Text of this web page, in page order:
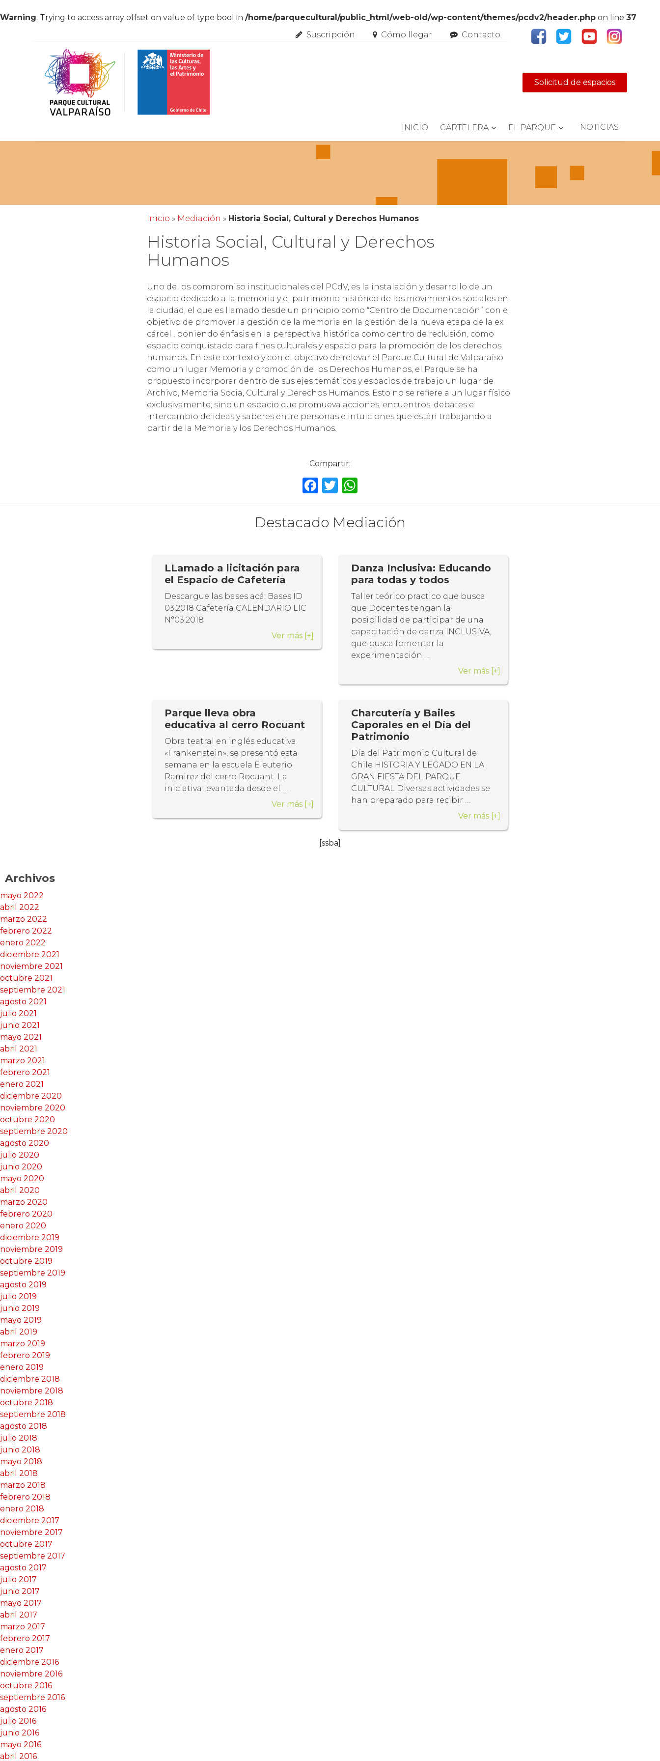
Warning: Trying to access array offset on value of type bool in /home/parquecultural/public_html/web-old/wp-content/themes/pcdv2/header.php on line 37
Suscripción
Cómo llegar Contacto
Solicitud de espacios
INICIO CARTELERA EL PARQUE NOTICIAS
Inicio » Mediación » Historia Social, Cultural y Derechos Humanos
Historia Social, Cultural y Derechos
Humanos
Uno de los compromiso institucionales del PCdV, es la instalación y desarrollo de un
espacio dedicado a la memoria y el patrimonio histórico de los movimientos sociales en
la ciudad, el que es llamado desde un principio como “Centro de Documentación” con el
objetivo de promover la gestión de la memoria en la gestión de la nueva etapa de la ex
cárcel , poniendo énfasis en la perspectiva histórica como centro de reclusión, como
espacio conquistado para fines culturales y espacio para la promoción de los derechos
humanos. En este contexto y con el objetivo de relevar el Parque Cultural de Valparaíso
como un lugar Memoria y promoción de los Derechos Humanos, el Parque se ha
propuesto incorporar dentro de sus ejes temáticos y espacios de trabajo un lugar de
Archivo, Memoria Socia, Cultural y Derechos Humanos. Esto no se refiere a un lugar físico
exclusivamente, sino un espacio que promueva acciones, encuentros, debates e
intercambio de ideas y saberes entre personas e intuiciones que están trabajando a
partir de la Memoria y los Derechos Humanos.
Compartir:
F
a
c
e
o
T
w
it
te
h
a
ts
p
p
Destacado Mediación
LLamado a licitación para
el Espacio de Cafetería
Descargue las bases acá: Bases ID
03.2018 Cafetería CALENDARIO LIC
N°03.2018
Ver más [+]
Danza Inclusiva: Educando
para todas y todos
Taller teórico practico que busca
que Docentes tengan la
posibilidad de participar de una
capacitación de danza INCLUSIVA,
que busca fomentar la
experimentación …
Ver más [+]
Parque lleva obra
educativa al cerro Rocuant
Obra teatral en inglés educativa
«Frankenstein», se presentó esta
semana en la escuela Eleuterio
Ramirez del cerro Rocuant. La
iniciativa levantada desde el …
Ver más [+]
Charcutería y Bailes
Caporales en el Día del
Patrimonio
Día del Patrimonio Cultural de
Chile HISTORIA Y LEGADO EN LA
GRAN FIESTA DEL PARQUE
CULTURAL Diversas actividades se
han preparado para recibir …
Ver más [+]
[ssba]
Archivos
mayo 2022
abril 2022
marzo 2022
febrero 2022
enero 2022
diciembre 2021
noviembre 2021
octubre 2021
septiembre 2021
agosto 2021
julio 2021
junio 2021
mayo 2021
abril 2021
marzo 2021
febrero 2021
enero 2021
diciembre 2020
noviembre 2020
octubre 2020
septiembre 2020
agosto 2020
julio 2020
junio 2020
mayo 2020
abril 2020
marzo 2020
febrero 2020
enero 2020
diciembre 2019
noviembre 2019
octubre 2019
septiembre 2019
agosto 2019
julio 2019
junio 2019
mayo 2019
abril 2019
marzo 2019
febrero 2019
enero 2019
diciembre 2018
noviembre 2018
octubre 2018
septiembre 2018
agosto 2018
julio 2018
junio 2018
mayo 2018
abril 2018
marzo 2018
febrero 2018
enero 2018
diciembre 2017
noviembre 2017
octubre 2017
septiembre 2017
agosto 2017
julio 2017
junio 2017
mayo 2017
abril 2017
marzo 2017
febrero 2017
enero 2017
diciembre 2016
noviembre 2016
octubre 2016
septiembre 2016
agosto 2016
julio 2016
junio 2016
mayo 2016
abril 2016